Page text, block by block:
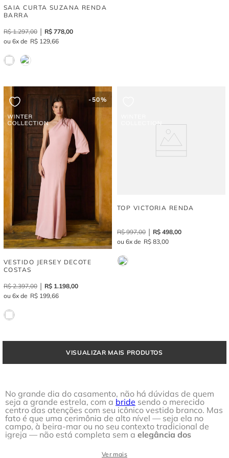
SAIA CURTA SUZANA RENDA
BARRA
R$ 1.297,00 R$ 778,00
6
R$ 129,66
- 50%
VESTIDO JERSEY DECOTE
COSTAS
R$ 2.397,00 R$ 1.198,00
6
R$ 199,66
TOP VICTORIA RENDA
R$ 997,00 R$ 498,00
6
R$ 83,00
No grande dia do casamento, não há dúvidas de quem
seja a grande estrela, com a bride sendo o merecido
centro das atenções com seu icônico vestido branco. Mas
fato é que uma cerimônia de alto nível — seja ela no
campo, à beira-mar ou no seu contexto tradicional de
igreja — não está completa sem a elegância dos
Para garantir que você encontre os melhores vestidos de
Ver mais